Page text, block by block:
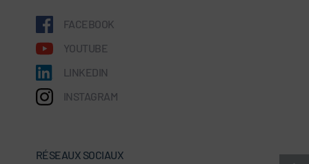
FACEBOOK
YOUTUBE
LINKEDIN
INSTAGRAM
RÉSEAUX SOCIAUX